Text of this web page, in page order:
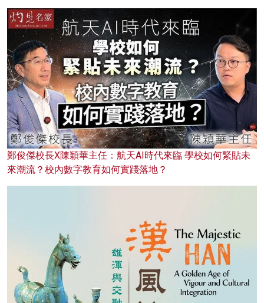
鄭俊傑校長X陳穎華主任：航天AI時代來臨 學校如何緊貼未
來潮流？校內數字教育如何實踐落地？